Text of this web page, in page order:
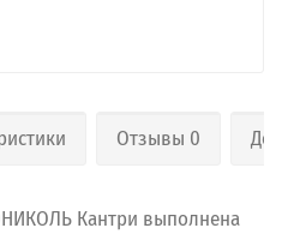
Отзывы 0
Кантри выполнена